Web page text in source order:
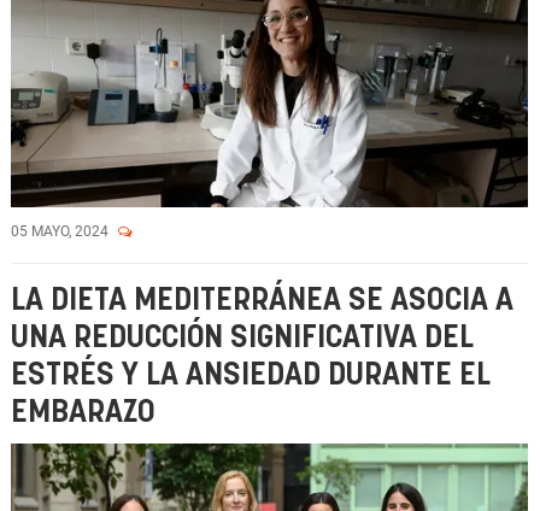
05 MAYO, 2024
LA DIETA MEDITERRÁNEA SE ASOCIA A
UNA REDUCCIÓN SIGNIFICATIVA DEL
ESTRÉS Y LA ANSIEDAD DURANTE EL
EMBARAZO